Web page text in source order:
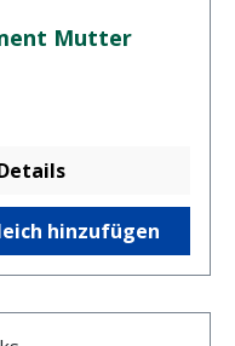
Mutter
hinzufügen